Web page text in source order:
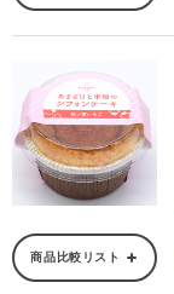
商品比較リスト